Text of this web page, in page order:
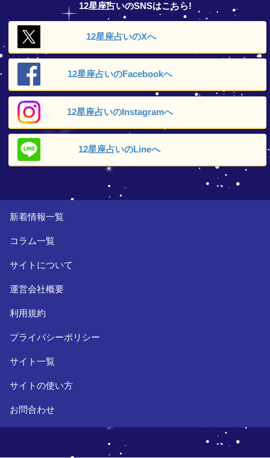
12星座占いのSNSはこちら!
12星座占いのXへ
12星座占いのFacebookへ
12星座占いのInstagramへ
12星座占いのLineへ
新着情報一覧
コラム一覧
サイトについて
運営会社概要
利用規約
プライバシーポリシー
サイト一覧
サイトの使い方
お問合わせ